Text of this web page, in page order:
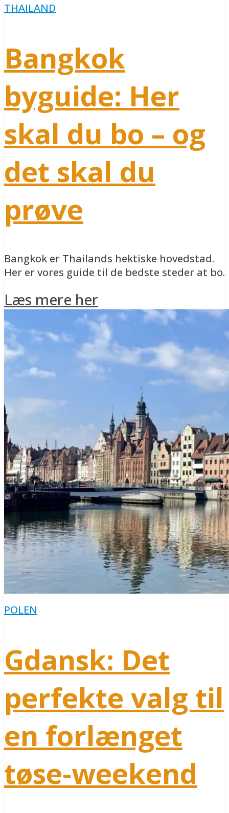
THAILAND
Bangkok
byguide: Her
skal du bo – og
det skal du
prøve
Bangkok er Thailands hektiske hovedstad.
Her er vores guide til de bedste steder at bo.
Læs mere her
POLEN
Gdansk: Det
perfekte valg til
en forlænget
tøse-weekend